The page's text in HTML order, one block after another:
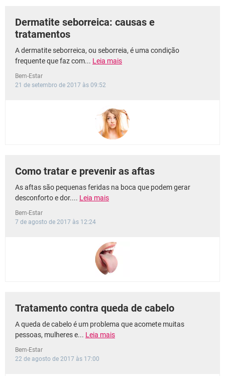
Dermatite seborreica: causas e
tratamentos
A dermatite seborreica, ou seborreia, é uma condição
frequente que faz com... Leia mais
Bem-Estar
21 de setembro de 2017 às 09:52
Como tratar e prevenir as aftas
As aftas são pequenas feridas na boca que podem gerar
desconforto e dor.... Leia mais
Bem-Estar
7 de agosto de 2017 às 12:24
Tratamento contra queda de cabelo
A queda de cabelo é um problema que acomete muitas
pessoas, mulheres e... Leia mais
Bem-Estar
22 de agosto de 2017 às 17:00